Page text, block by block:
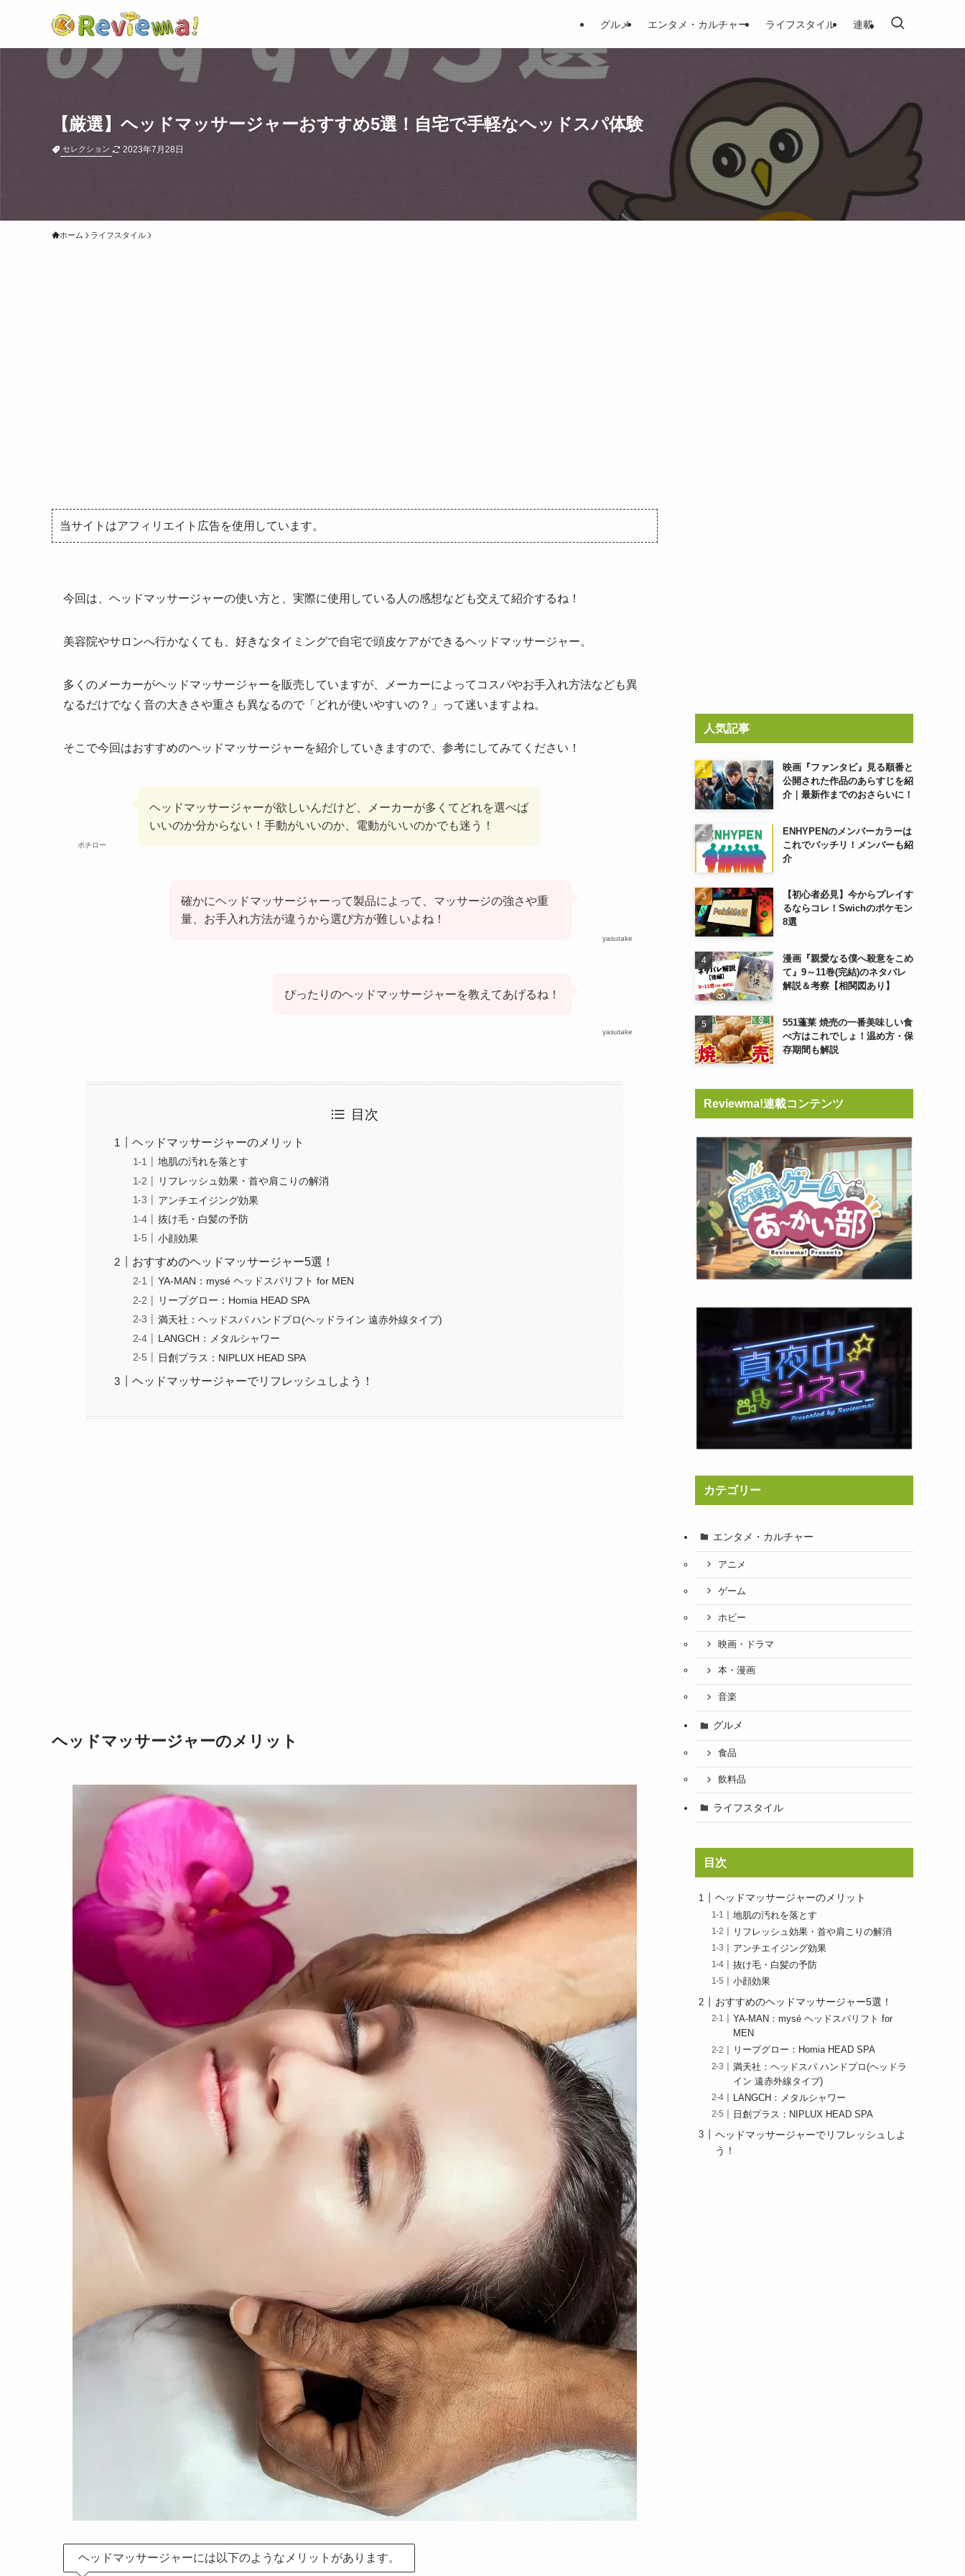
グルメ エンタメ・カルチャー ライフスタイル 連載
【厳選】ヘッドマッサージャーおすすめ5選！自宅で手軽なヘッドスパ体験
セレクション 2023年7月28日
ホーム ライフスタイル
当サイトはアフィリエイト広告を使用しています。
今回は、ヘッドマッサージャーの使い方と、実際に使用している人の感想なども交えて紹介するね！
美容院やサロンへ行かなくても、好きなタイミングで自宅で頭皮ケアができるヘッドマッサージャー。
多くのメーカーがヘッドマッサージャーを販売していますが、メーカーによってコスパやお手入れ方法なども異
なるだけでなく音の大きさや重さも異なるので「どれが使いやすいの？」って迷いますよね。
そこで今回はおすすめのヘッドマッサージャーを紹介していきますので、参考にしてみてください！
ポチロー
ヘッドマッサージャーが欲しいんだけど、メーカーが多くてどれを選べば
いいのか分からない！手動がいいのか、電動がいいのかでも迷う！
yasutake
確かにヘッドマッサージャーって製品によって、マッサージの強さや重
量、お手入れ方法が違うから選び方が難しいよね！
yasutake
ぴったりのヘッドマッサージャーを教えてあげるね！
目次
ヘッドマッサージャーのメリット
地肌の汚れを落とす
リフレッシュ効果・首や肩こりの解消
アンチエイジング効果
抜け毛・白髪の予防
小顔効果
おすすめのヘッドマッサージャー5選！
YA-MAN：mysé ヘッドスパリフト for MEN
リープグロー：Homia HEAD SPA
満天社：ヘッドスパ ハンドプロ(ヘッドライン 遠赤外線タイプ)
LANGCH：メタルシャワー
日創プラス：NIPLUX HEAD SPA
ヘッドマッサージャーでリフレッシュしよう！
ヘッドマッサージャーのメリット
ヘッドマッサージャーには以下のようなメリットがあります。
人気記事
映画『ファンタビ』見る順番と
公開された作品のあらすじを紹
介｜最新作までのおさらいに！
ENHYPENのメンバーカラーは
これでバッチリ！メンバーも紹
介
【初心者必見】今からプレイす
るならコレ！Swichのポケモン
8選
漫画『親愛なる僕へ殺意をこめ
て』9～11巻(完結)のネタバレ
解説＆考察【相関図あり】
551蓬莱 焼売の一番美味しい食
べ方はこれでしょ！温め方・保
存期間も解説
Reviewma!連載コンテンツ
カテゴリー
エンタメ・カルチャー
アニメ
ゲーム
ホビー
映画・ドラマ
本・漫画
音楽
グルメ
食品
飲料品
ライフスタイル
目次
ヘッドマッサージャーのメリット
地肌の汚れを落とす
リフレッシュ効果・首や肩こりの解消
アンチエイジング効果
抜け毛・白髪の予防
小顔効果
おすすめのヘッドマッサージャー5選！
YA-MAN：mysé ヘッドスパリフト for
MEN
リープグロー：Homia HEAD SPA
満天社：ヘッドスパ ハンドプロ(ヘッドラ
イン 遠赤外線タイプ)
LANGCH：メタルシャワー
日創プラス：NIPLUX HEAD SPA
ヘッドマッサージャーでリフレッシュしよ
う！